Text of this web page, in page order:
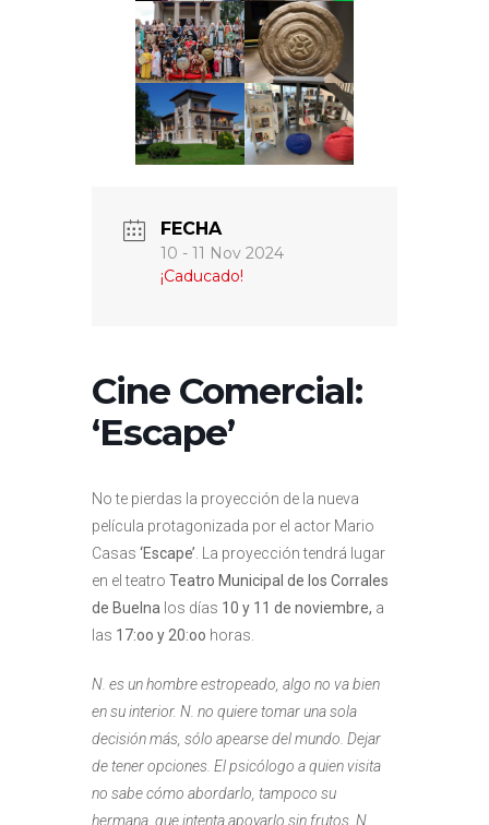
FECHA
10 - 11 Nov 2024
¡Caducado!
Cine Comercial:
‘Escape’
No te pierdas la proyección de la nueva
película protagonizada por el actor Mario
Casas ‘Escape’ . La proyección tendrá lugar
en el teatro Teatro Municipal de los Corrales
de Buelna los días 10 y 11 de noviembre, a
las 17:oo y 20:oo horas.
N. es un hombre estropeado, algo no va bien
en su interior. N. no quiere tomar una sola
decisión más, sólo apearse del mundo. Dejar
de tener opciones. El psicólogo a quien visita
no sabe cómo abordarlo, tampoco su
hermana, que intenta apoyarlo sin frutos. N.